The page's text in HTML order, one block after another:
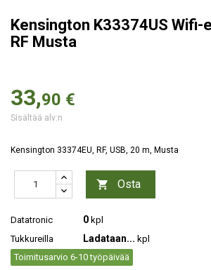
Kensington K33374US
RF Musta
33,90 €
Sisältää alv:n
Kensington 33374EU, RF, USB, 20 m, Musta
 Osta
Datatronic 0 kpl
Tukkureilla
Ladataan... kpl
Toimitusarvio 6-10 työpäivää